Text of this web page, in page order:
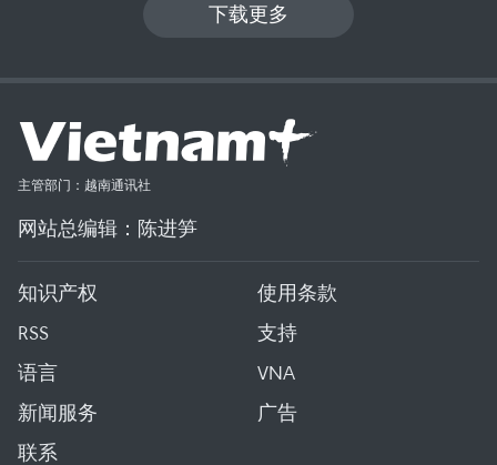
下载更多
主管部门：越南通讯社
网站总编辑：陈进笋
知识产权
使用条款
RSS
支持
语言
VNA
新闻服务
广告
联系